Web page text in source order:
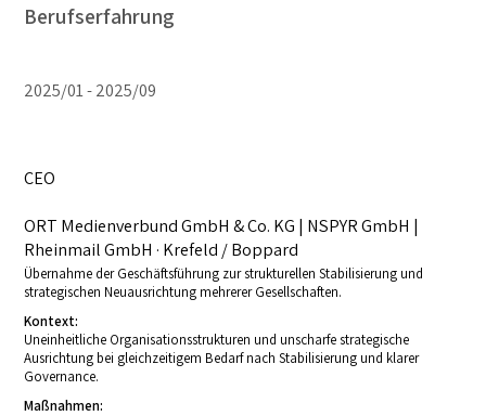
Berufserfahrung
2025/01 2025/09
CEO
ORT Medienverbund GmbH & Co. KG | NSPYR GmbH |
Rheinmail GmbH · Krefeld / Boppard
Übernahme der Geschäftsführung zur strukturellen Stabilisierung und
strategischen Neuausrichtung mehrerer Gesellschaften.
Kontext:
Uneinheitliche Organisationsstrukturen und unscharfe strategische
Ausrichtung bei gleichzeitigem Bedarf nach Stabilisierung und klarer
Governance.
Maßnahmen: